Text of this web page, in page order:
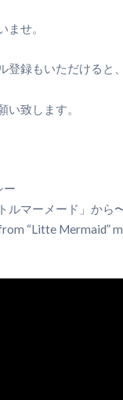
ませ。
録もいただけると
い致します。
ー
ルマーメード」から
“Litte Mermaid”